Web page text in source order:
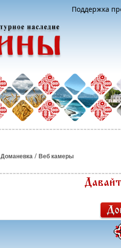
Поддержка
Доманевка / Веб камеры